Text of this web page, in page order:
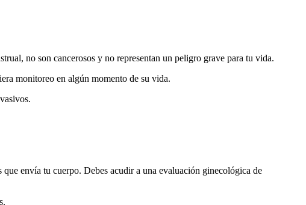
no son cancerosos y no representan un peligro grave para tu vida.
monitoreo en algún momento de su vida.
que envía tu cuerpo. Debes acudir a una evaluación ginecológica de